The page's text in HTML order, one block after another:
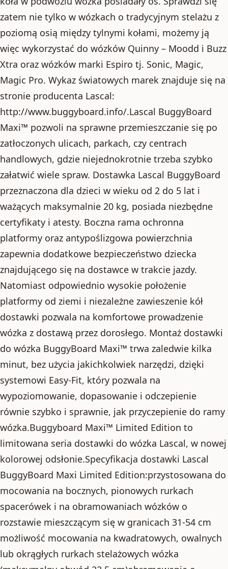
zatem nie tylko w wózkach o tradycyjnym stelażu z
poziomą osią między tylnymi kołami, możemy ją
więc wykorzystać do wózków Quinny – Moodd i Buzz
Xtra oraz wózków marki Espiro tj. Sonic, Magic,
Magic Pro. Wykaz światowych marek znajduje się na
stronie producenta Lascal:
http://www.buggyboard.info/.Lascal BuggyBoard
Maxi™ pozwoli na sprawne przemieszczanie się po
zatłoczonych ulicach, parkach, czy centrach
handlowych, gdzie niejednokrotnie trzeba szybko
załatwić wiele spraw. Dostawka Lascal BuggyBoard
przeznaczona dla dzieci w wieku od 2 do 5 lat i
ważących maksymalnie 20 kg, posiada niezbędne
certyfikaty i atesty. Boczna rama ochronna
platformy oraz antypoślizgowa powierzchnia
zapewnia dodatkowe bezpieczeństwo dziecka
znajdującego się na dostawce w trakcie jazdy.
Natomiast odpowiednio wysokie położenie
platformy od ziemi i niezależne zawieszenie kół
dostawki pozwala na komfortowe prowadzenie
wózka z dostawą przez dorosłego. Montaż dostawki
do wózka BuggyBoard Maxi™ trwa zaledwie kilka
minut, bez użycia jakichkolwiek narzędzi, dzięki
systemowi Easy-Fit, który pozwala na
wypoziomowanie, dopasowanie i odczepienie
równie szybko i sprawnie, jak przyczepienie do ramy
wózka.Buggyboard Maxi™ Limited Edition to
limitowana seria dostawki do wózka Lascal, w nowej
kolorowej odsłonie.Specyfikacja dostawki Lascal
BuggyBoard Maxi Limited Edition:przystosowana do
mocowania na bocznych, pionowych rurkach
spacerówek i na obramowaniach wózków o
rozstawie mieszczącym się w granicach 31-54 cm
możliwość mocowania na kwadratowych, owalnych
lub okrągłych rurkach stelażowych wózka